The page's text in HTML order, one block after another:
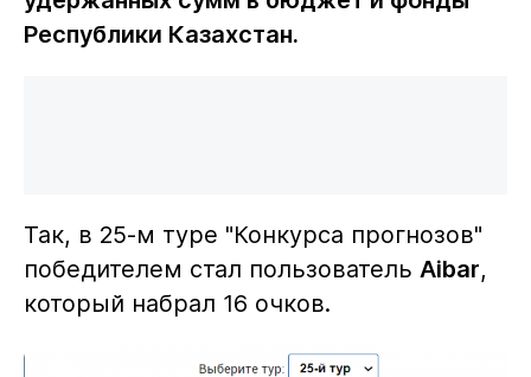
Республики Казахстан.
Так, в 25-м туре "Конкурса прогнозов"
победителем стал пользователь Aibar,
который набрал 16 очков.